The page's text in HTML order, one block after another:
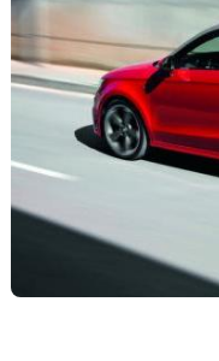
Marques